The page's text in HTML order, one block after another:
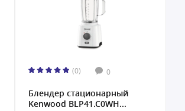
(0) 0
Блендер стационарный
Kenwood BLP41.C0WH...